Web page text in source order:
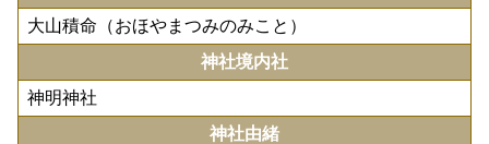
大山積命（おほやまつみのみこと）
神社境内社
神明神社
神社由緒